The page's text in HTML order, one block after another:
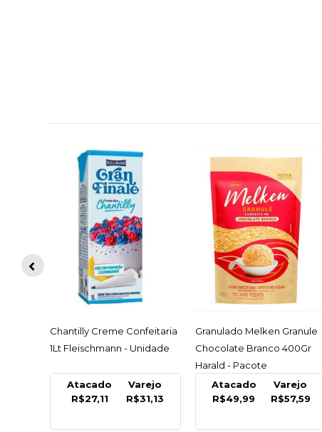
ACESSAR
Chantilly Creme Confeitaria
1Lt Fleischmann - Unidade
Atacado
R$27,11
Varejo
R$31,13
ACESSAR
Granulado Melken Granule
Chocolate Branco 400Gr
Harald - Pacote
Atacado
R$49,99
Varejo
R$57,59